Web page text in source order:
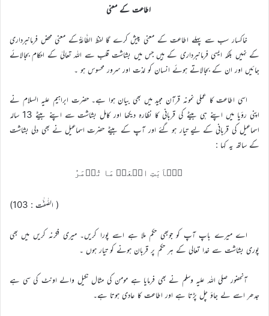
اطاعت کے معنی
خاکسار سب سے پہلے اطاعت کے معنی پیش کرے گا لفظ الطَّاعَةُکے معنی محض فرمانبرداری
کے نہیں بلکہ ایسی فرمانبرداری کے ہیں جس میں بشاشت قلب سے الله تعالیٰ کے احکام بجالائے
جائیں اور ان کے بجالاتے ہوئے انسان کو لذت اور سرور محسوس ہو ۔
اسی اطاعت کا عملی نمونہ قرآن مجید میں بھی بیان ہوا ہے۔ حضرت ابراہیم علیہ السلام نے
اپنی رؤیا میں اپنے ہی بیٹے کی قربانی کا نظارہ دیکھا اور کامل بشاشت سے اپنے بیٹے 13 سالہ
اسماعیل کی قربانی کے لیے تیار ہو گئے اور آپ کے بیٹے حضرت اسماعیل نے بھی دلی بشاشت
کے ساتھ یہ کہا :
یٰۤاَبَتِ افۡعَلۡ مَا تُؤۡمَرُ
( الصّٰفّٰت : 103)
اے میرے باپ آپ کو جوبھی حکم ملا ہے اسے پورا کریں۔ میری فکرنہ کریں میں بھی
پوری بشاشت سے خدا تعالی کے ہر حکم پر قربان ہونے کو تیار ہوں ۔
آنحضور صلی اللہ علیہ وسلم نے بھی فرمایا ہے مومن کی مثال نکیل والے اونٹ کی سی ہے
جدھر اسے لے جاؤ چل پڑتا ہے اور اطاعت کا عادی ہوتا ہے۔